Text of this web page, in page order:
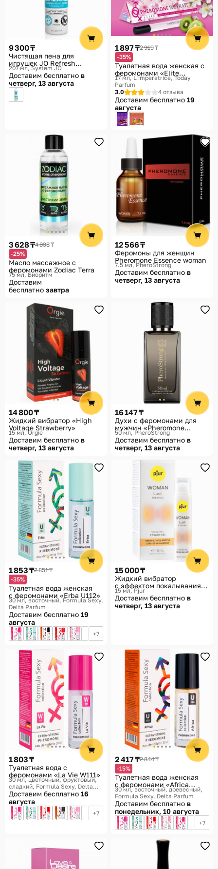
9 300 ₸
Чистящая пена для
игрушек JO Refresh
Foaming Toy Cleaner
207 мл System JO
Доставим бесплатно в
четверг, 13 августа
1 897 ₸2 919 ₸
-35%
Туалетная вода женская с
феромонами «Elite
Imperatrice»
17 мл, L`imperatrice Today
Parfum
3.0
4 отзыва
Доставим бесплатно 19
августа
3 628 ₸4 838 ₸
-25%
Масло массажное с
феромонами Zodiac Terra
75 мл Биоритм
Доставим
бесплатно завтра
12 566 ₸
Феромоны для женщин
Pheromone Essence woman
7.5 мл PheroStrong
Доставим бесплатно в
четверг, 13 августа
14 800 ₸
Жидкий вибратор «High
Voltage Strawberry»
15 мл Orgie
Доставим бесплатно в
четверг, 13 августа
16 147 ₸
Духи с феромонами для
мужчин «Pheromone
perfume king for men»
50 мл PheroStrong
Доставим бесплатно в
четверг, 13 августа
1 853 ₸2 851 ₸
-35%
Туалетная вода женская
с феромонами «Erba U112»
30 мл, восточный Formula Sexy,
Delta Parfum
Доставим бесплатно 19
августа
7
15 000 ₸
Жидкий вибратор
с эффектом покалывания
«Woman Lust Intense»
15 мл Pjur
Доставим бесплатно в
четверг, 13 августа
1 803 ₸
Туалетная вода с
феромонами «La Vie W111»
30 мл, цветочный, фруктовый,
сладкий Formula Sexy, Delta
Parfum
Доставим бесплатно 16
августа
7
2 417 ₸2 844 ₸
-15%
Туалетная вода женская
с феромонами «Africa
U103»
30 мл, восточный, древесный
Formula Sexy, Delta Parfum
Доставим бесплатно в
понедельник, 10 августа
7